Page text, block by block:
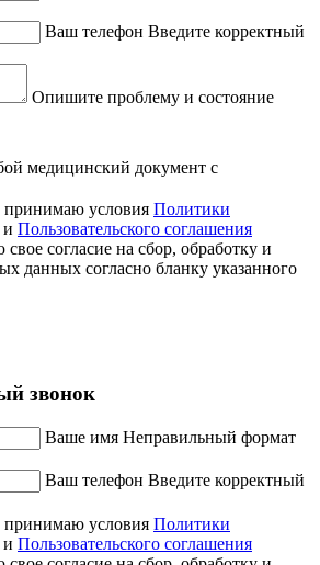
Ваш телефон Введите корректный
Опишите проблему и состояние
медицинский документ с
принимаю условия Политики
и Пользовательского соглашения
согласие на сбор, обработку и
данных согласно бланку указанного
звонок
Ваше имя Неправильный формат
Ваш телефон Введите корректный
принимаю условия Политики
и Пользовательского соглашения